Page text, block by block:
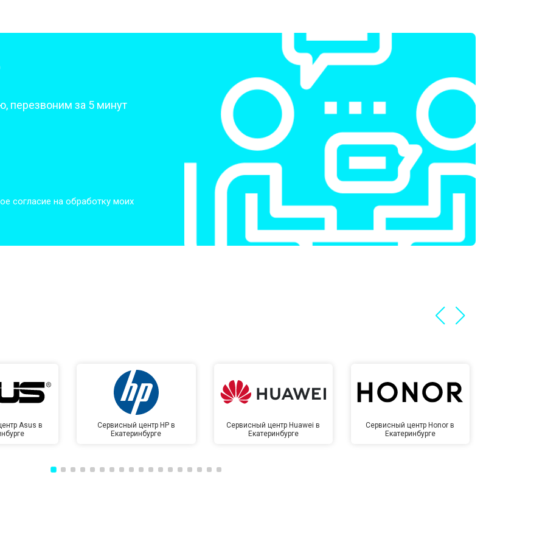
от 2600 ₽
от 1100 ₽ Заказать
от 1500 ₽ Заказать
от 100 мин Заказать
от 3990 ₽
перезвоним за 5 минут
согласие на обработку моих
Asus в
Сервисный центр HP в
Екатеринбурге
Сервисный центр Huawei в
Екатеринбурге
Сервисный центр Honor в
Екатеринбурге